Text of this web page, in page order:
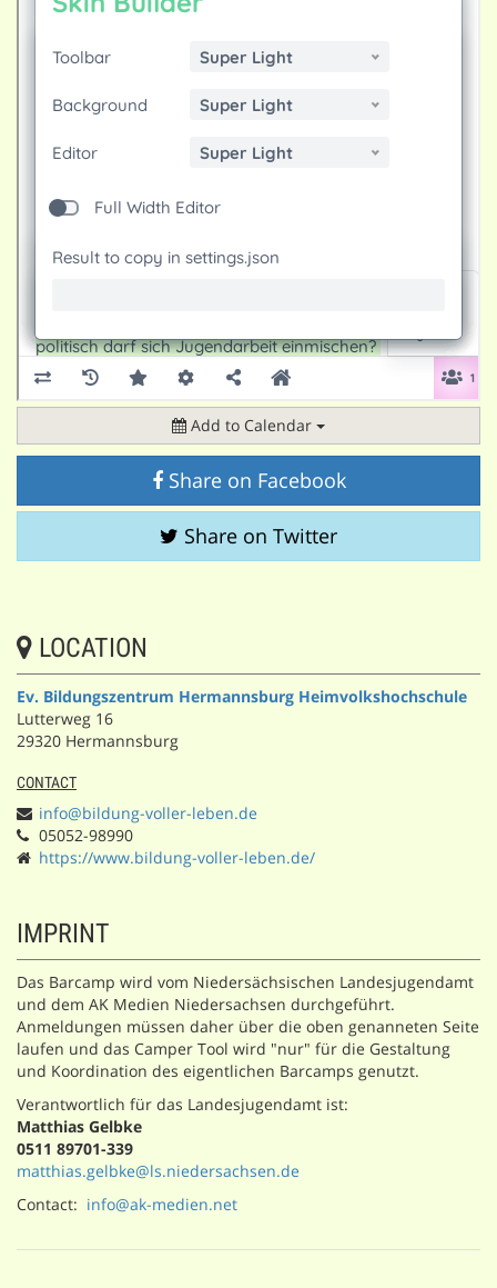
Add to Calendar
Share on Facebook
Share on Twitter
LOCATION
Ev. Bildungszentrum Hermannsburg Heimvolkshochschule
Lutterweg 16
29320 Hermannsburg
CONTACT
info@bildung-voller-leben.de
05052-98990
https://www.bildung-voller-leben.de/
IMPRINT
Das Barcamp wird vom Niedersächsischen Landesjugendamt
und dem AK Medien Niedersachsen durchgeführt.
Anmeldungen müssen daher über die oben genanneten Seite
laufen und das Camper Tool wird "nur" für die Gestaltung
und Koordination des eigentlichen Barcamps genutzt.
Verantwortlich für das Landesjugendamt ist:
Matthias Gelbke
0511 89701-339
matthias.gelbke@ls.niedersachsen.de
Contact: info@ak-medien.net